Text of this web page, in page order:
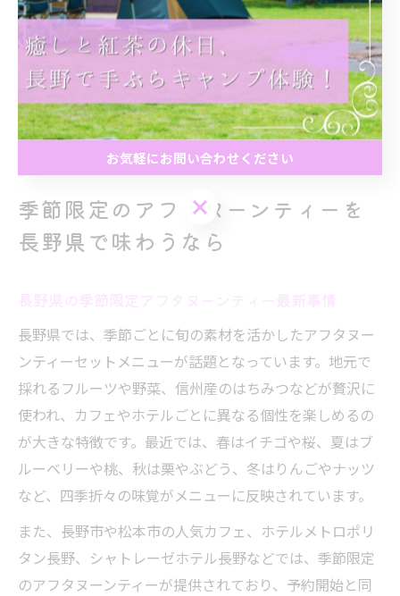
注意点として、人気カフェは特に週末や連休に混雑しや
すいため、早めの予約と時間配分が大切です。初めての
方は、口コミや公式サイトで雰囲気やメニュー内容を確
認し、グループ全員が満足できるお店選びを心がけまし
ょう。
季節限定のアフタヌーンティーを
長野県で味わうなら
長野県では、季節ごとに旬の素材を活かしたアフタヌー
ンティーセットメニューが話題となっています。地元で
採れるフルーツや野菜、信州産のはちみつなどが贅沢に
使われ、カフェやホテルごとに異なる個性を楽しめるの
が大きな特徴です。最近では、春はイチゴや桜、夏はブ
ルーベリーや桃、秋は栗やぶどう、冬はりんごやナッツ
など、四季折々の味覚がメニューに反映されています。
また、長野市や松本市の人気カフェ、ホテルメトロポリ
タン長野、シャトレーゼホテル長野などでは、季節限定
のアフタヌーンティーが提供されており、予約開始と同
お気軽にお問い合わせください
お気軽にお問い合わせください